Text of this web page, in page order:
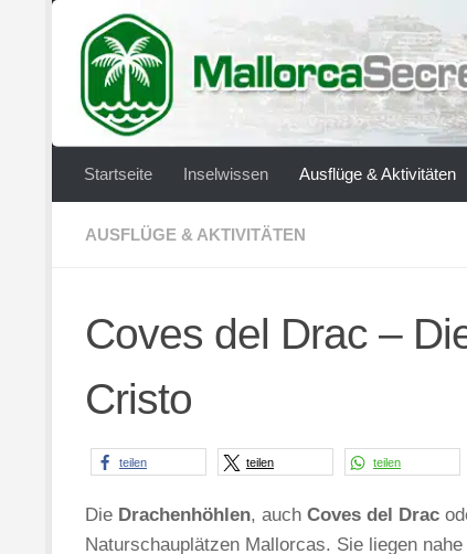
Zum Inhalt springen
Startseite Inselwissen Ausflüge & Aktivitäten
AUSFLÜGE & AKTIVITÄTEN
Coves del Drac –
Cristo
teilen teilen teilen
Die Drachenhöhlen, auch Coves del Drac
Naturschauplätzen Mallorcas. Sie liegen nahe